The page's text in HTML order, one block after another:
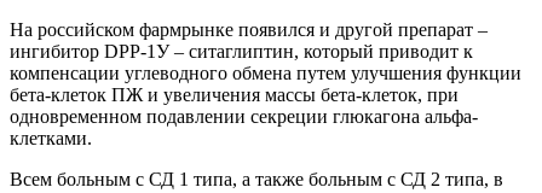
На российском фармрынке появился и другой препарат –
ингибитор DPP-1У – ситаглиптин, который приводит к
компенсации углеводного обмена путем улучшения функции
бета-клеток ПЖ и увеличения массы бета-клеток, при
одновременном подавлении секреции глюкагона альфа-
клетками.
Всем больным с СД 1 типа, а также больным с СД 2 типа, в